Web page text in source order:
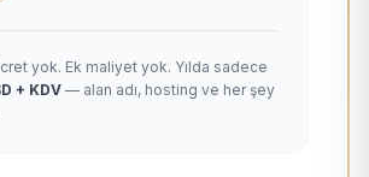
yok. Ek maliyet yok. Yılda sadece
+ KDV— alan adı, hosting ve her şey